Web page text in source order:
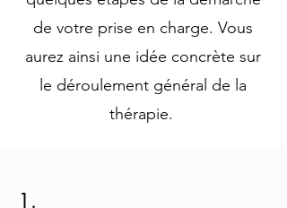
de votre prise en charge. Vous
aurez ainsi une idée concrète sur
le déroulement général de la
thérapie.
1.